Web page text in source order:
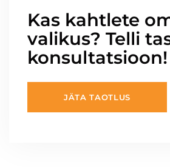
Kas kahtlete
valikus? Telli
konsultatsioon!
JÄTA TAOTLUS